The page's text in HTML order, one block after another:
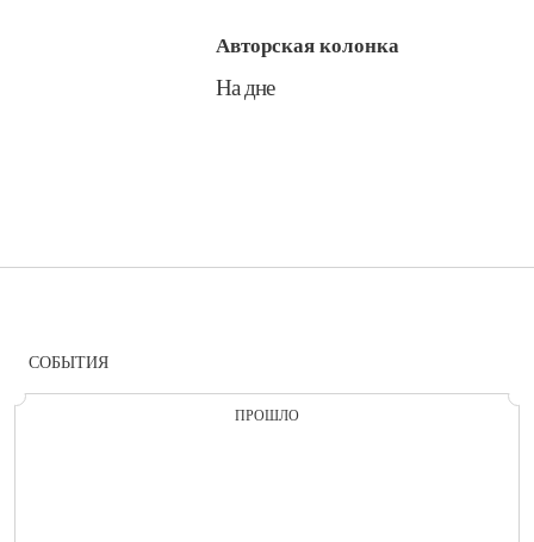
Авторская колонка
​На дне
СОБЫТИЯ
ПРОШЛО